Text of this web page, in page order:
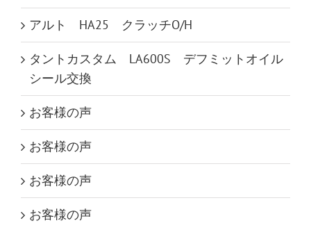
アルト HA25 クラッチO/H
タントカスタム LA600S デフミットオイル
シール交換
お客様の声
お客様の声
お客様の声
お客様の声